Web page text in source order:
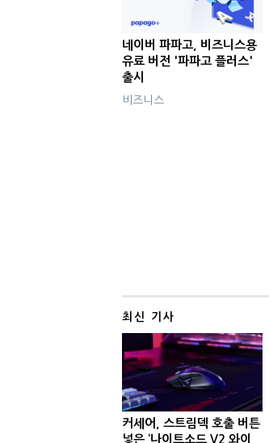
네이버 파파고, 비즈니스용
유료 버전 '파파고 플러스'
출시
비즈니스
최신 기사
커세어, 스트림덱 호출 버튼
넣은 ‘나이트소드 V2 와이